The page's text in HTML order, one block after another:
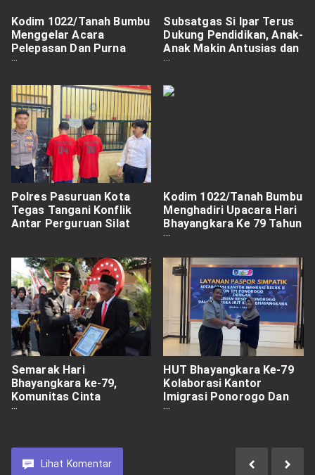
Kodim 1022/Tanah Bumbu
Menggelar Acara
Pelepasan Dan Purna
Tugas Prajurit Kodim
Subsatgas Si Ipar Terus
Dukung Pendidikan, Anak-
Anak Makin Antusias dan
Tak Pernah Bosan Belajar
Polres Pasuruan Kota
Tegas Tangani Konflik
Antar Perguruan Silat
Kodim 1022/Tanah Bumbu
Menghadiri Upacara Hari
Bhayangkara Ke 79 Tahun
2025
Semarak Hari
Bhayangkara ke-79,
Komunitas Cinta
Kamtibmas Gelar
Makanan Gratis
HUT Bhayangkara Ke-79
Kolaborasi Kantor
Imigrasi Ponorogo Dan
Polres Ponorogo
Lihat Komentar